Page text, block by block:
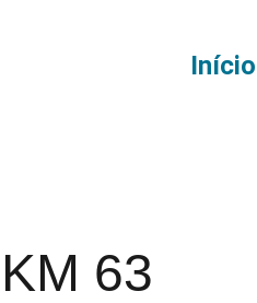
Início
KM 63